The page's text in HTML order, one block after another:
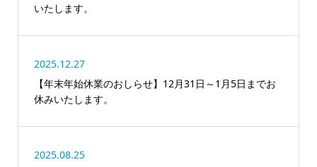
いたします。
2025.12.27
【年末年始休業のおしらせ】12月31日～1月5日までお
休みいたします。
2025.08.25